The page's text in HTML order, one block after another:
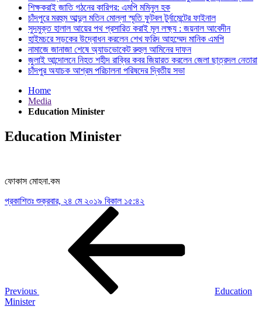
শিক্ষকরাই জাতি গঠনের কারিগর: এমপি মমিনুল হক
চাঁদপুরে মরহুম আব্দুল মতিন মোল্লা স্মৃতি ফুটবল টুর্নামেন্টের ফাইনাল
সুদমুক্ত হালাল আয়ের পথ প্রসারিত করাই মূল লক্ষ্য : জয়নাল আবেদীন
হাইমচরে সড়কের উদ্বোধন করলেন শেখ ফরিদ আহম্মেদ মানিক এমপি
নামাজে জানাজা শেষে অ্যাডভোকেট রুহুল আমিনের দাফন
জুলাই আন্দোলনে নিহত শহীদ রাব্বির কবর জিয়ারত করলেন জেলা ছাত্রদল নেতারা
চাঁদপুর অযাচক আশ্রম পরিচালনা পরিষদের দ্বিতীয় সভা
Home
Media
Education Minister
Education Minister
ফোকাস মোহনা.কম
প্রকাশিতঃশুক্রবার, ২৪ মে ২০১৯ বিকাল ১৫:৪২
Previous
Education
Minister